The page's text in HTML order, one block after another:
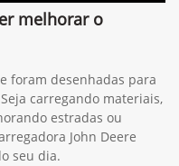
melhorar o
foram desenhadas para
carregando materiais,
estradas ou
John Deere
seu dia.